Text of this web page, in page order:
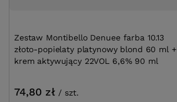
Zestaw Montibello Denuee farba 10.13
złoto-popielaty platynowy blond 60 ml +
krem aktywujący 22VOL 6,6% 90 ml
74,80 zł / szt.